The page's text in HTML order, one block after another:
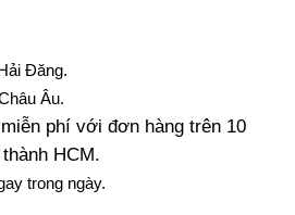
Đăng.
Âu.
phí với đơn hàng trên 10
HCM.
trong ngày.